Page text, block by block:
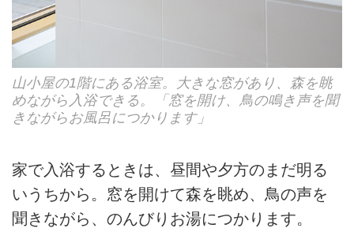
山小屋の1階にある浴室。大きな窓があり、森を眺
めながら入浴できる。「窓を開け、鳥の鳴き声を聞
きながらお風呂につかります」
家で入浴するときは、昼間や夕方のまだ明る
いうちから。窓を開けて森を眺め、鳥の声を
聞きながら、のんびりお湯につかります。